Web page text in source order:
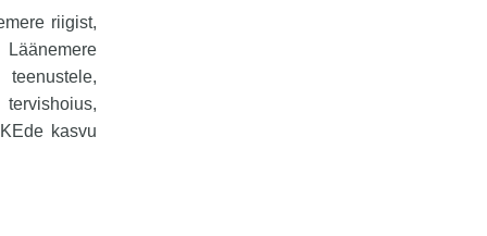
riigist,
kasvu